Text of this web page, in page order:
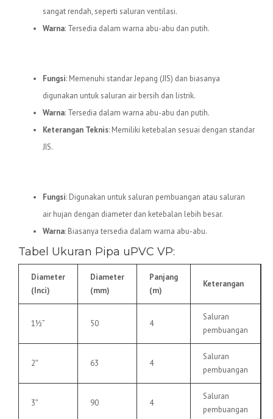
sangat rendah, seperti saluran ventilasi.
Warna: Tersedia dalam warna abu-abu dan putih.
Fungsi: Memenuhi standar Jepang (JIS) dan biasanya
digunakan untuk saluran air bersih dan listrik.
Warna: Tersedia dalam warna abu-abu dan putih.
Keterangan Teknis: Memiliki ketebalan sesuai dengan standar
JIS.
Fungsi: Digunakan untuk saluran pembuangan atau saluran
air hujan dengan diameter dan ketebalan lebih besar.
Warna: Biasanya tersedia dalam warna abu-abu.
Tabel Ukuran Pipa uPVC VP:
Diameter
(Inci)
Diameter
(mm)
Panjang
(m)
Keterangan
1½” 50 4
Saluran
pembuangan
2″ 63 4
Saluran
pembuangan
3″ 90 4
Saluran
pembuangan